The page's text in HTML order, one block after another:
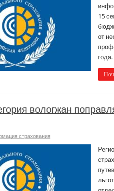
15
от
вологжан
страхования